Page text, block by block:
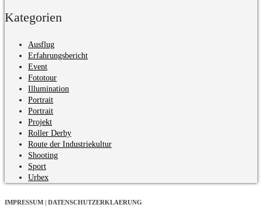
Kategorien
Ausflug
Erfahrungsbericht
Event
Fototour
Illumination
Portrait
Portrait
Projekt
Roller Derby
Route der Industriekultur
Shooting
Sport
Urbex
IMPRESSUM | DATENSCHUTZERKLAERUNG